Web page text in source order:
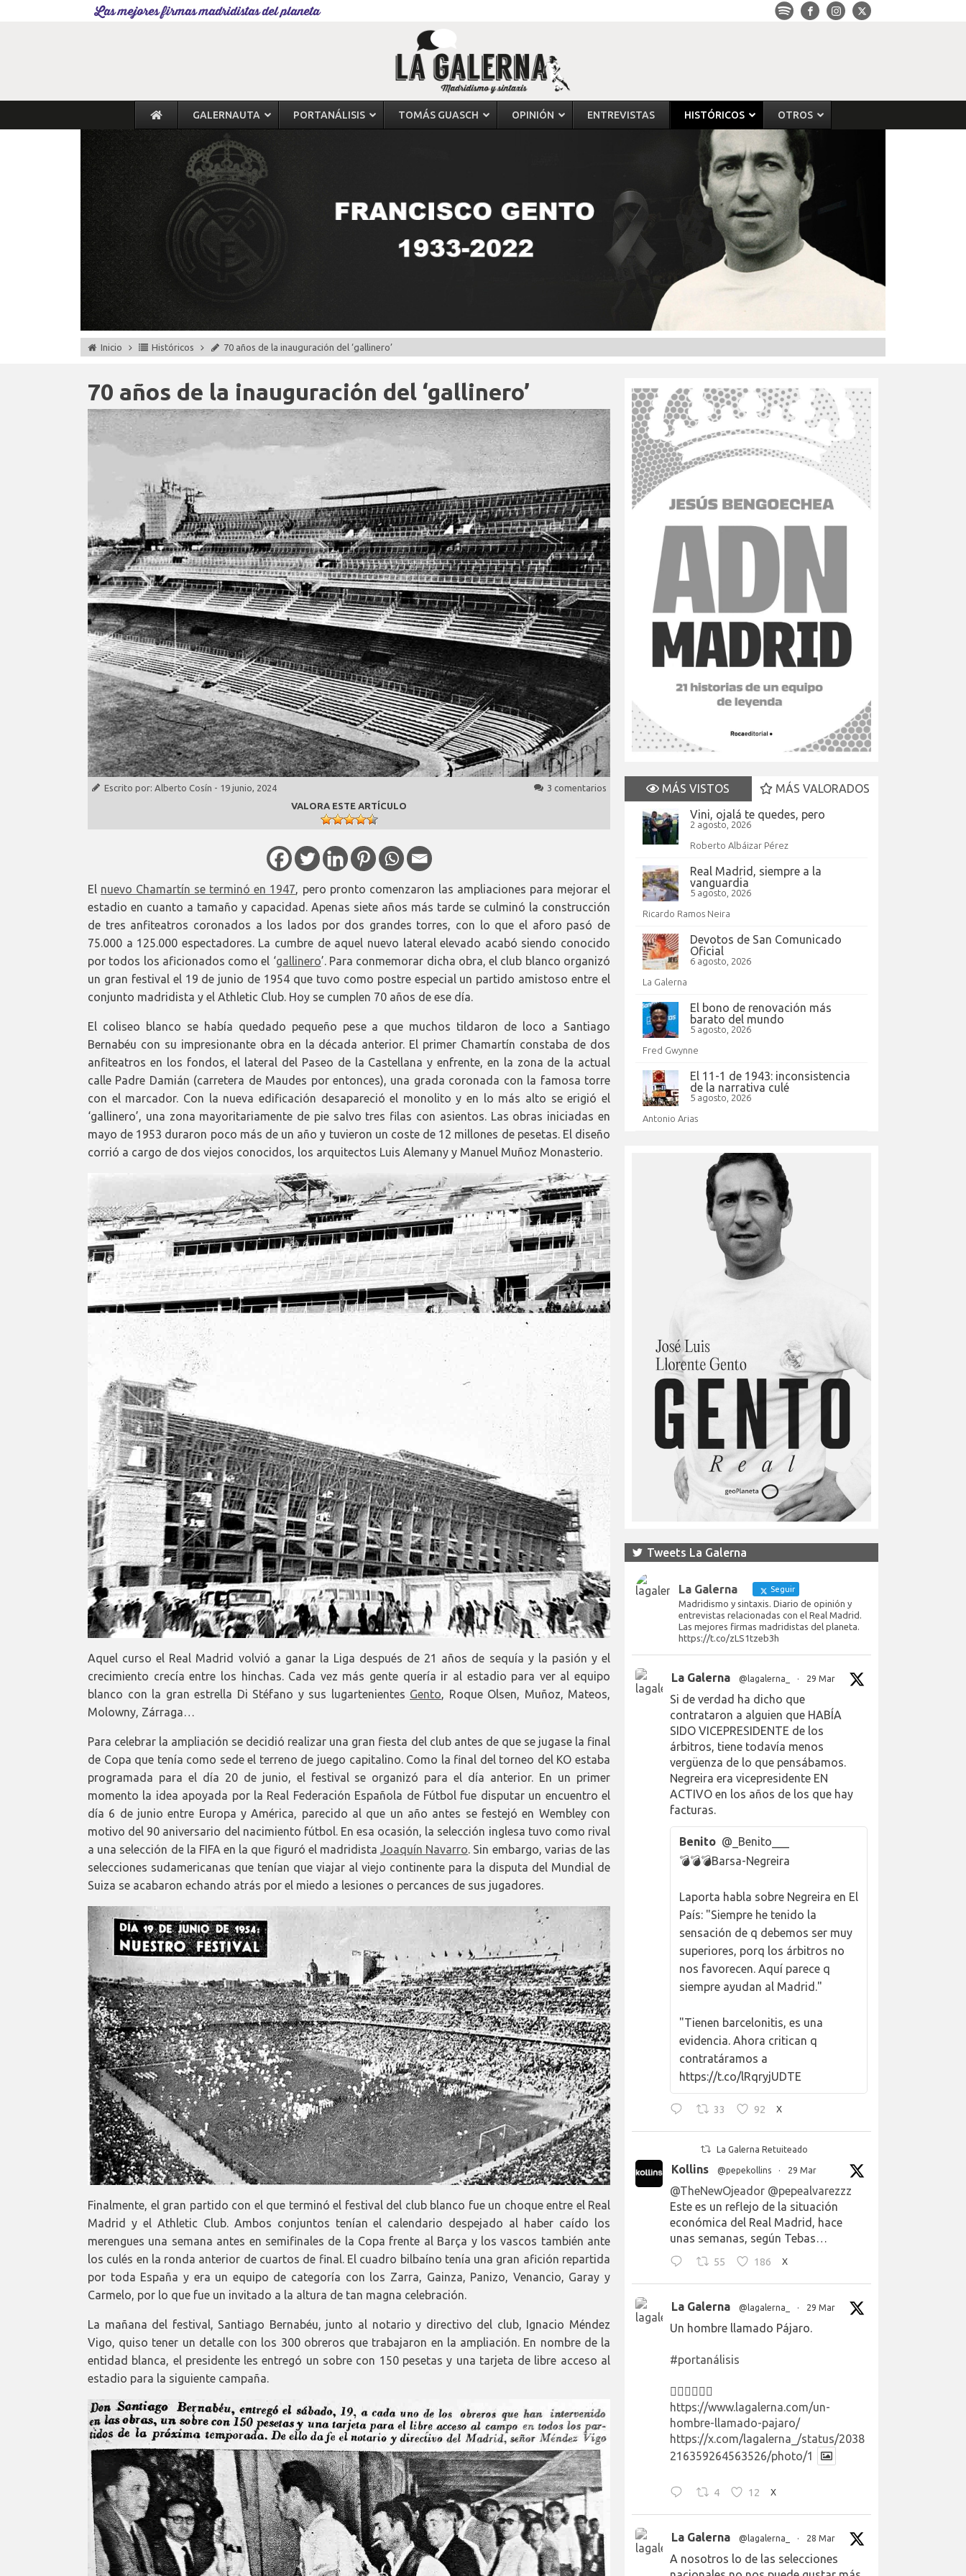
Las mejores firmas madridistas del planeta
GALERNAUTA PORTANÁLISIS TOMÁS GUASCH OPINIÓN ENTREVISTAS HISTÓRICOS OTROS
Inicio Históricos 70 años de la inauguración del ‘gallinero’
70 años de la inauguración del ‘gallinero’
Escrito por: Alberto Cosín - 19 junio, 2024
3 comentarios
VALORA ESTE ARTÍCULO
El nuevo Chamartín se terminó en 1947 , pero pronto comenzaron las ampliaciones para mejorar el
estadio en cuanto a tamaño y capacidad. Apenas siete años más tarde se culminó la construcción
de tres anfiteatros coronados a los lados por dos grandes torres, con lo que el aforo pasó de
75.000 a 125.000 espectadores. La cumbre de aquel nuevo lateral elevado acabó siendo conocido
por todos los aficionados como el ‘gallinero’. Para conmemorar dicha obra, el club blanco organizó
un gran festival el 19 de junio de 1954 que tuvo como postre especial un partido amistoso entre el
conjunto madridista y el Athletic Club. Hoy se cumplen 70 años de ese día.
El coliseo blanco se había quedado pequeño pese a que muchos tildaron de loco a Santiago
Bernabéu con su impresionante obra en la década anterior. El primer Chamartín constaba de dos
anfiteatros en los fondos, el lateral del Paseo de la Castellana y enfrente, en la zona de la actual
calle Padre Damián (carretera de Maudes por entonces), una grada coronada con la famosa torre
con el marcador. Con la nueva edificación desapareció el monolito y en lo más alto se erigió el
‘gallinero’, una zona mayoritariamente de pie salvo tres filas con asientos. Las obras iniciadas en
mayo de 1953 duraron poco más de un año y tuvieron un coste de 12 millones de pesetas. El diseño
corrió a cargo de dos viejos conocidos, los arquitectos Luis Alemany y Manuel Muñoz Monasterio.
Aquel curso el Real Madrid volvió a ganar la Liga después de 21 años de sequía y la pasión y el
crecimiento crecía entre los hinchas. Cada vez más gente quería ir al estadio para ver al equipo
blanco con la gran estrella Di Stéfano y sus lugartenientes Gento , Roque Olsen, Muñoz, Mateos,
Molowny, Zárraga…
Para celebrar la ampliación se decidió realizar una gran fiesta del club antes de que se jugase la final
de Copa que tenía como sede el terreno de juego capitalino. Como la final del torneo del KO estaba
programada para el día 20 de junio, el festival se organizó para el día anterior. En un primer
momento la idea apoyada por la Real Federación Española de Fútbol fue disputar un encuentro el
día 6 de junio entre Europa y América, parecido al que un año antes se festejó en Wembley con
motivo del 90 aniversario del nacimiento fútbol. En esa ocasión, la selección inglesa tuvo como rival
a una selección de la FIFA en la que figuró el madridista Joaquín Navarro . Sin embargo, varias de las
selecciones sudamericanas que tenían que viajar al viejo continente para la disputa del Mundial de
Suiza se acabaron echando atrás por el miedo a lesiones o percances de sus jugadores.
Finalmente, el gran partido con el que terminó el festival del club blanco fue un choque entre el Real
Madrid y el Athletic Club. Ambos conjuntos tenían el calendario despejado al haber caído los
merengues una semana antes en semifinales de la Copa frente al Barça y los vascos también ante
los culés en la ronda anterior de cuartos de final. El cuadro bilbaíno tenía una gran afición repartida
por toda España y era un equipo de categoría con los Zarra, Gainza, Panizo, Venancio, Garay y
Carmelo, por lo que fue un invitado a la altura de tan magna celebración.
La mañana del festival, Santiago Bernabéu, junto al notario y directivo del club, Ignacio Méndez
Vigo, quiso tener un detalle con los 300 obreros que trabajaron en la ampliación. En nombre de la
entidad blanca, el presidente les entregó un sobre con 150 pesetas y una tarjeta de libre acceso al
estadio para la siguiente campaña.
MÁS VISTOS
MÁS VALORADOS
Vini, ojalá te quedes, pero
2 agosto, 2026
Roberto Albáizar Pérez
Real Madrid, siempre a la
vanguardia
5 agosto, 2026
Ricardo Ramos Neira
Devotos de San Comunicado
Oficial
6 agosto, 2026
La Galerna
El bono de renovación más
barato del mundo
5 agosto, 2026
Fred Gwynne
El 11-1 de 1943: inconsistencia
de la narrativa culé
5 agosto, 2026
Antonio Arias
Tweets La Galerna
La Galerna Seguir
Madridismo y sintaxis. Diario de opinión y
entrevistas relacionadas con el Real Madrid.
Las mejores firmas madridistas del planeta.
https://t.co/zLS1tzeb3h
La Galerna @lagalerna_ · 29 Mar
Si de verdad ha dicho que
contrataron a alguien que HABÍA
SIDO VICEPRESIDENTE de los
árbitros, tiene todavía menos
vergüenza de lo que pensábamos.
Negreira era vicepresidente EN
ACTIVO en los años de los que hay
facturas.
Benito @_Benito___
💣💣💣Barsa-Negreira
Laporta habla sobre Negreira en El
País: "Siempre he tenido la
sensación de q debemos ser muy
superiores, porq los árbitros no
nos favorecen. Aquí parece q
siempre ayudan al Madrid."
"Tienen barcelonitis, es una
evidencia. Ahora critican q
contratáramos a
https://t.co/lRqryjUDTE
33 92 X
La Galerna Retuiteado
Kollins @pepekollins · 29 Mar
@TheNewOjeador @pepealvarezzz
Este es un reflejo de la situación
económica del Real Madrid, hace
unas semanas, según Tebas…
55 186 X
La Galerna @lagalerna_ · 29 Mar
Un hombre llamado Pájaro.
#portanálisis
👉🏻👉🏻👉🏻
https://www.lagalerna.com/un-
hombre-llamado-pajaro/
https://x.com/lagalerna_/status/2038
216359264563526/photo/1
4 12 X
La Galerna @lagalerna_ · 28 Mar
A nosotros lo de las selecciones